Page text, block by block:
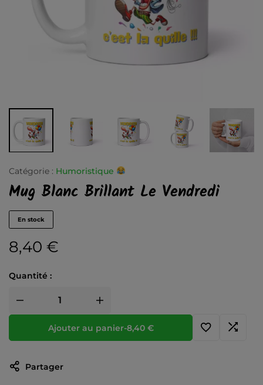
Catégorie : Humoristique
Mug Blanc Brillant Le Vendredi
En stock
8,40 €
Quantité :
Ajouter au panier-8,40 €
Partager